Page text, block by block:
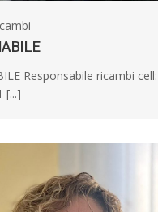
Responsabile ricambi
[...]